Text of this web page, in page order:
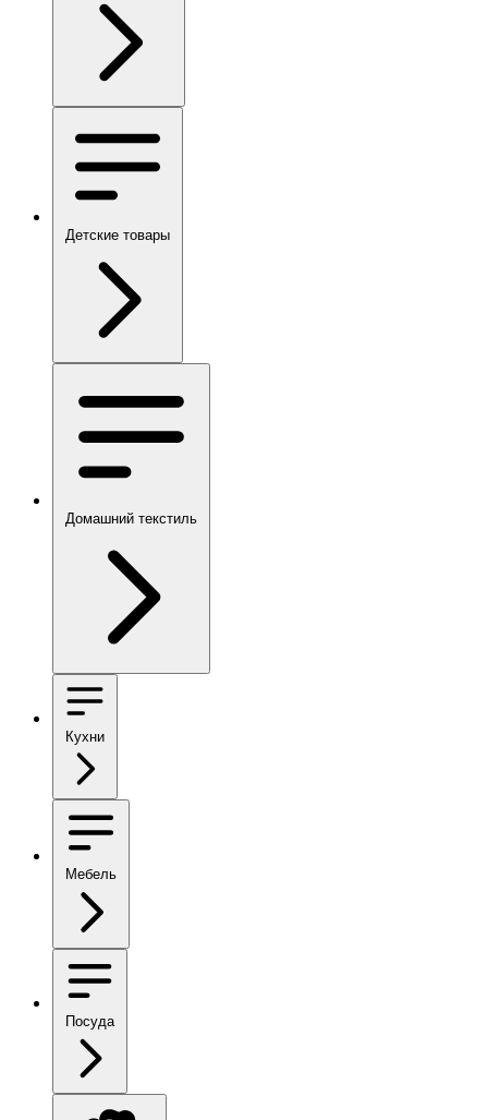
Детские товары
Домашний текстиль
Кухни
Мебель
Посуда